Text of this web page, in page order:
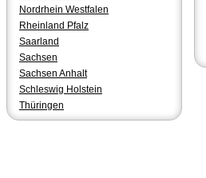
Nordrhein Westfalen
Rheinland Pfalz
Saarland
Sachsen
Sachsen Anhalt
Schleswig Holstein
Thüringen